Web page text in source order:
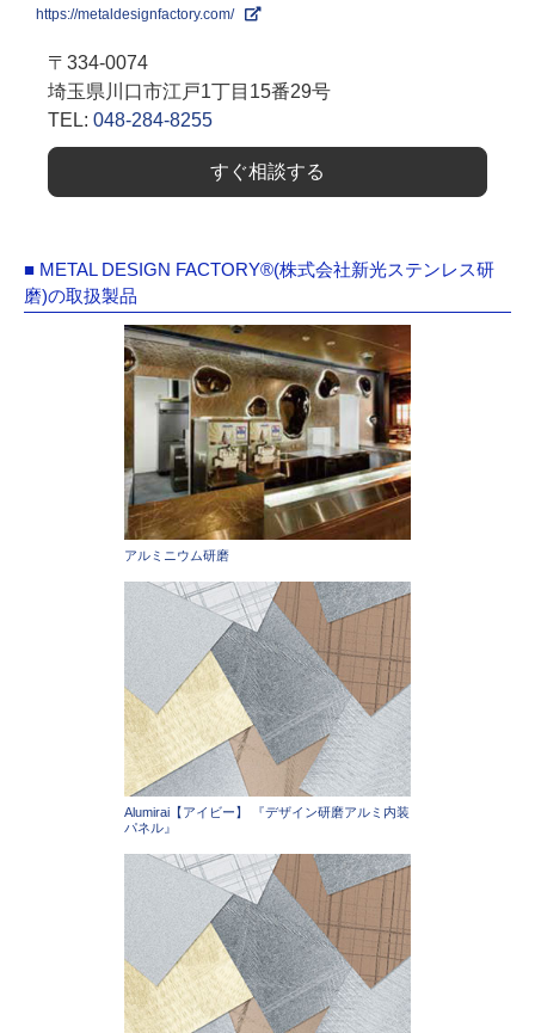
https://metaldesignfactory.com/
〒334-0074
埼玉県川口市江戸1丁目15番29号
TEL: 048-284-8255
すぐ相談する
■ METAL DESIGN FACTORY®(株式会社新光ステンレス研
磨)の取扱製品
アルミニウム研磨
Alumirai【アイビー】 『デザイン研磨アルミ内装
パネル』